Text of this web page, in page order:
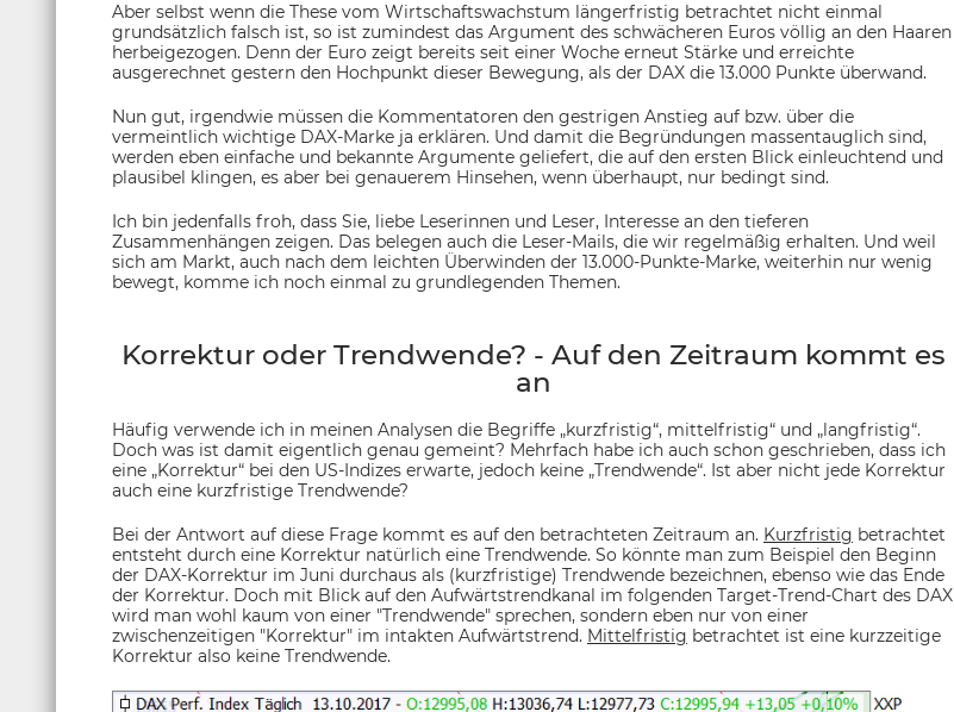
Aber selbst wenn die These vom Wirtschaftswachstum längerfristig betrachtet nicht einmal
grundsätzlich falsch ist, so ist zumindest das Argument des schwächeren Euros völlig an den Haaren
herbeigezogen. Denn der Euro zeigt bereits seit einer Woche erneut Stärke und erreichte
ausgerechnet gestern den Hochpunkt dieser Bewegung, als der DAX die 13.000 Punkte überwand.
Nun gut, irgendwie müssen die Kommentatoren den gestrigen Anstieg auf bzw. über die
vermeintlich wichtige DAX-Marke ja erklären. Und damit die Begründungen massentauglich sind,
werden eben einfache und bekannte Argumente geliefert, die auf den ersten Blick einleuchtend und
plausibel klingen, es aber bei genauerem Hinsehen, wenn überhaupt, nur bedingt sind.
Ich bin jedenfalls froh, dass Sie, liebe Leserinnen und Leser, Interesse an den tieferen
Zusammenhängen zeigen. Das belegen auch die Leser-Mails, die wir regelmäßig erhalten. Und weil
sich am Markt, auch nach dem leichten Überwinden der 13.000-Punkte-Marke, weiterhin nur wenig
bewegt, komme ich noch einmal zu grundlegenden Themen.
Korrektur oder Trendwende? - Auf den Zeitraum kommt es
an
Häufig verwende ich in meinen Analysen die Begriffe „kurzfristig“, mittelfristig“ und „langfristig“.
Doch was ist damit eigentlich genau gemeint? Mehrfach habe ich auch schon geschrieben, dass ich
eine „Korrektur“ bei den US-Indizes erwarte, jedoch keine „Trendwende“. Ist aber nicht jede Korrektur
auch eine kurzfristige Trendwende?
Bei der Antwort auf diese Frage kommt es auf den betrachteten Zeitraum an. Kurzfristig betrachtet
entsteht durch eine Korrektur natürlich eine Trendwende. So könnte man zum Beispiel den Beginn
der DAX-Korrektur im Juni durchaus als (kurzfristige) Trendwende bezeichnen, ebenso wie das Ende
der Korrektur. Doch mit Blick auf den Aufwärtstrendkanal im folgenden Target-Trend-Chart des DAX
wird man wohl kaum von einer "Trendwende" sprechen, sondern eben nur von einer
zwischenzeitigen "Korrektur" im intakten Aufwärtstrend. Mittelfristig betrachtet ist eine kurzzeitige
Korrektur also keine Trendwende.